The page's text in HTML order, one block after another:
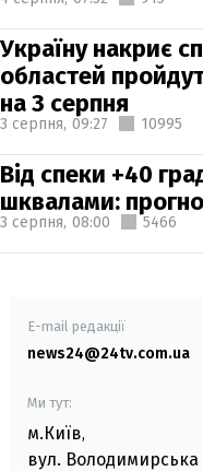
Україну накриє
областей
на 3 серпня
3 серпня, 09:27 10995
Від спеки +40
шквалами:
3 серпня, 08:00 5466
E-mail редакції
news24@24tv.com.ua
Ми тут:
м.Київ,
вул. Володимирська